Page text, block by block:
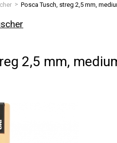
> Posca Tusch, streg 2,5 mm,
2,5 mm,